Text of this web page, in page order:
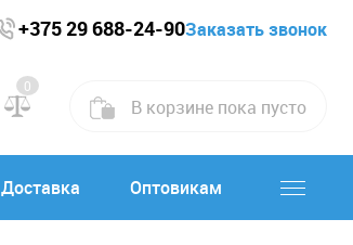
+375 29 688-24-90Заказать звонок
0
В корзине пока пусто
Доставка Оптовикам